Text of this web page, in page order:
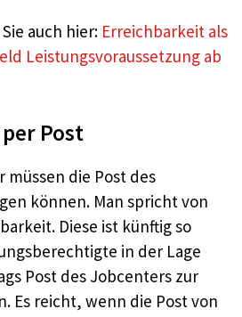
auch hier: Erreichbarkeit als
Leistungsvoraussetzung ab
Post
müssen die Post des
können. Man spricht von
Diese ist künftig so
in der Lage
Post des Jobcenters zur
Es reicht, wenn die Post von